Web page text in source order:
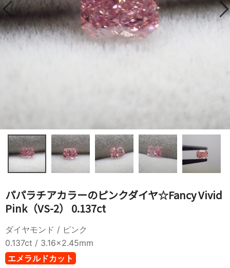
パパラチアカラーのピンクダイヤ☆Fancy Vivid
Pink（VS-2） 0.137ct
ダイヤモンド / ピンク
0.137ct / 3.16×2.45mm
エメラルドカット